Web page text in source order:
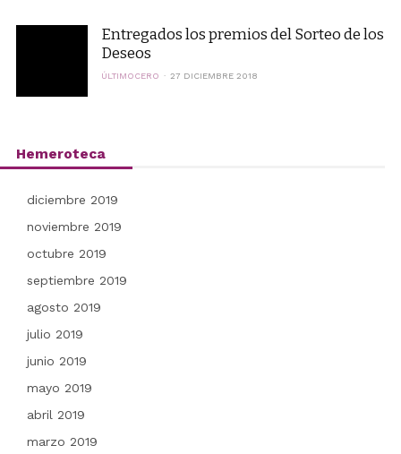
Entregados los premios del Sorteo de los
Deseos
ÚLTIMOCERO 27 DICIEMBRE 2018
Hemeroteca
diciembre 2019
noviembre 2019
octubre 2019
septiembre 2019
agosto 2019
julio 2019
junio 2019
mayo 2019
abril 2019
marzo 2019